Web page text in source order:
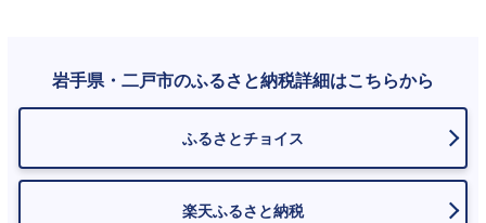
岩手県・二戸市のふるさと納税詳細はこちらから
ふるさとチョイス
楽天ふるさと納税